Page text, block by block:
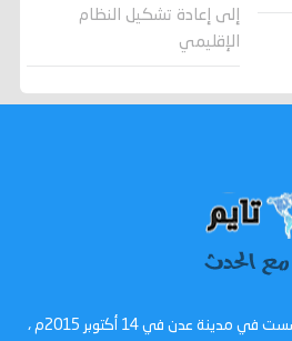
إلى إعادة تشكيل النظام
الإقليمي
عدن تايم - صحيفة الكترونية تأسست في مدينة عدن في 14 أكتوبر 2015م ،